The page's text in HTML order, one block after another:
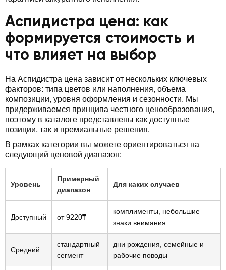
Аспидистра цена: как
формируется стоимость и
что влияет на выбор
На Аспидистра цена зависит от нескольких ключевых
факторов: типа цветов или наполнения, объема
композиции, уровня оформления и сезонности. Мы
придерживаемся принципа честного ценообразования,
поэтому в каталоге представлены как доступные
позиции, так и премиальные решения.
В рамках категории вы можете ориентироваться на
следующий ценовой диапазон:
Уровень
Примерный
диапазон
Для каких случаев
Доступный от 9220₸
комплименты, небольшие
знаки внимания
Средний
стандартный
сегмент
дни рождения, семейные и
рабочие поводы